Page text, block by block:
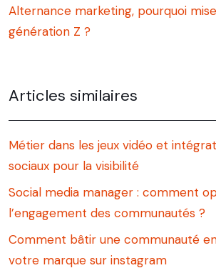
Alternance marketing, pourquoi
génération Z ?
Articles similaires
Métier dans les jeux vidéo et
sociaux pour la visibilité
Social media manager : comment
l’engagement des communautés ?
Comment bâtir une communauté
votre marque sur instagram